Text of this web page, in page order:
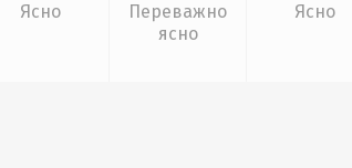
Ясно
Переважно
ясно
Ясно